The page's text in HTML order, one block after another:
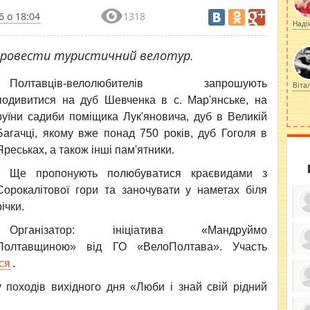
о 18:04 1318
туристичний велотур.
Полтавців-велолюбителів запрошують
на дуб Шевченка в с. Мар'янське, на
садиби поміщика Лук'яновича, дуб в Великій
якому вже понад 750 років, дуб Гоголя в
а також інші пам'ятники.
Ще пропонують полюбуватися краєвидами з
гори та заночувати у наметах біля
Організатор: ініціатива «Мандруймо
від ГО «ВелоПолтава». Участь
.
вихідного дня «Люби і знай свій рідний